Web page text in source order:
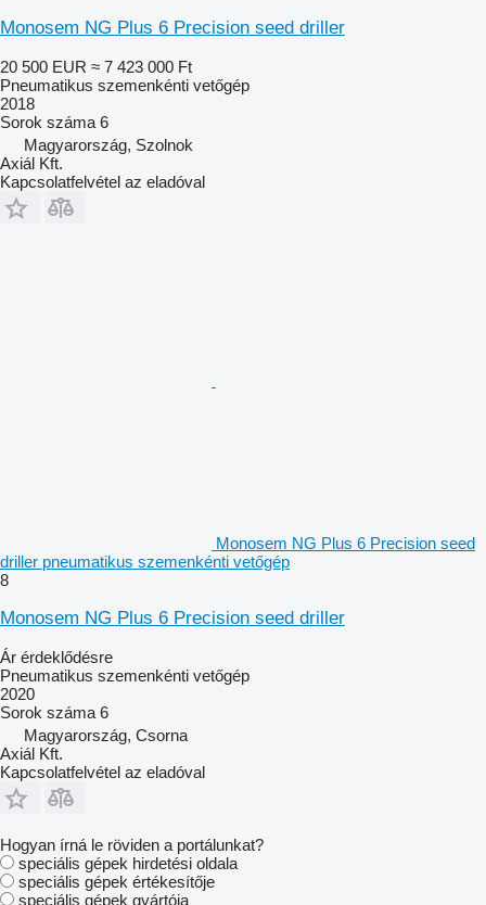
Monosem NG Plus 6 Precision seed driller
20 500 EUR ≈ 7 423 000 Ft
Pneumatikus szemenkénti vetőgép
2018
Sorok száma 6
Magyarország, Szolnok
Axiál Kft.
Kapcsolatfelvétel az eladóval
Monosem NG Plus 6 Precision seed
driller pneumatikus szemenkénti vetőgép
8
Monosem NG Plus 6 Precision seed driller
Ár érdeklődésre
Pneumatikus szemenkénti vetőgép
2020
Sorok száma 6
Magyarország, Csorna
Axiál Kft.
Kapcsolatfelvétel az eladóval
Hogyan írná le röviden a portálunkat?
speciális gépek hirdetési oldala
speciális gépek értékesítője
speciális gépek gyártója